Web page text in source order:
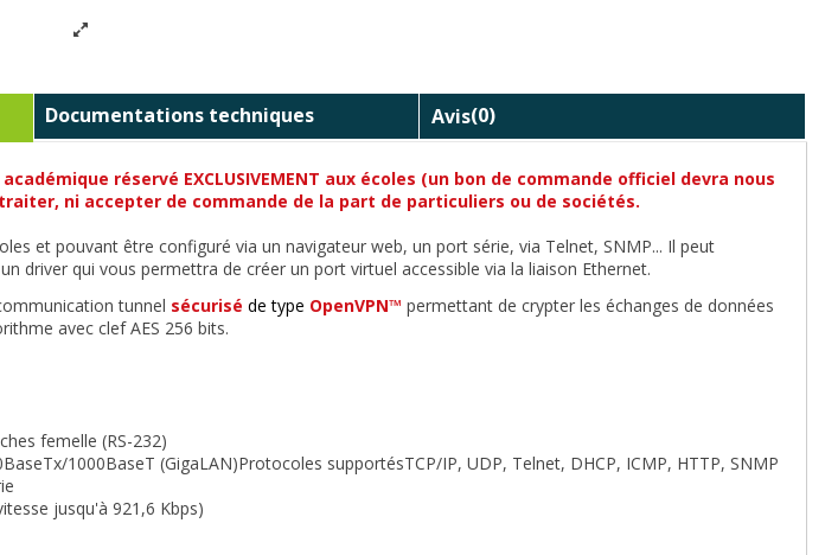
Documentations techniques Avis(0)
réservé EXCLUSIVEMENT aux écoles (un bon de commande officiel devra nous
ni accepter de commande de la part de particuliers ou de sociétés.
et pouvant être configuré via un navigateur web, un port série, via Telnet, SNMP... Il peut
driver qui vous permettra de créer un port virtuel accessible via la liaison Ethernet.
tunnel sécurisé de type OpenVPN™ permettant de crypter les échanges de données
avec clef AES 256 bits.
femelle (RS-232)
1000BaseT (GigaLAN)Protocoles supportésTCP/IP, UDP, Telnet, DHCP, ICMP, HTTP, SNMP
jusqu'à 921,6 Kbps)